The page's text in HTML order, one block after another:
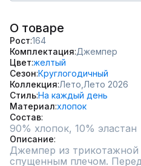
О товаре
Рост 164
Комплектация Джемпер
Цвет желтый
Сезон Круглогодичный
Коллекция Лето, Лето 2026
СтильНа каждый день
Материал хлопок
Состав
90% хлопок, 10% эластан
Описание
Джемпер из трикотажной
спущенным плечом.